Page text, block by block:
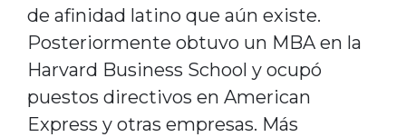
de afinidad latino que aún existe.
Posteriormente obtuvo un MBA en la
Harvard Business School y ocupó
puestos directivos en American
Express y otras empresas. Más